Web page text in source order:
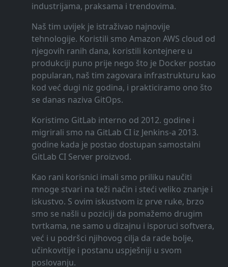
industrijama, praksama i trendovima.
Naš tim uvijek je istraživao najnovije
tehnologije. Koristili smo Amazon AWS cloud od
njegovih ranih dana, koristili kontejnere u
produkciji puno prije nego što je Docker postao
popularan, naš tim zagovara infrastrukturu kao
kod već dugi niz godina, i prakticiramo ono što
se danas naziva GitOps.
Koristimo GitLab interno od 2012. godine i
migrirali smo na GitLab CI iz Jenkins-a 2013.
godine kada je postao dostupan samostalni
GitLab CI Server proizvod.
Kao rani korisnici imali smo priliku naučiti
mnoge stvari na teži način i steći veliko znanje i
iskustvo. S ovim iskustvom iz prve ruke, brzo
smo se našli u poziciji da pomažemo drugim
tvrtkama, ne samo u dizajnu i isporuci softvera,
već i u podršci njihovog cilja da rade bolje,
učinkovitije i postanu uspješniji u svom
poslovanju.